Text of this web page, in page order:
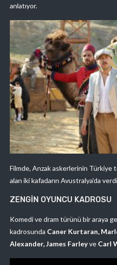
anlatıyor.
Filmde, Anzak askerlerinin Türkiye
alan iki kafadarın Avustralya’da
ZENGİN OYUNCU KADROSU
Komedi ve dram türünü bir araya
kadrosunda Caner Kurtaran,
Alexander, James Farleyve Carl